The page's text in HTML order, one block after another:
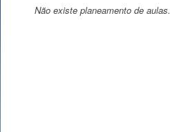
Não existe planeamento de aulas.